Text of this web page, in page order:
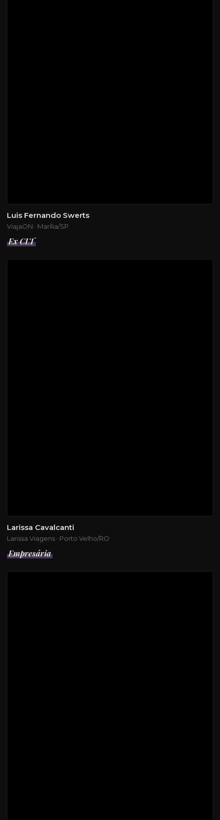
Luis Fernando Swerts
ViajaON · Marília/SP
Ex CLT
Larissa Cavalcanti
Larissa Viagens · Porto Velho/RO
Empresária